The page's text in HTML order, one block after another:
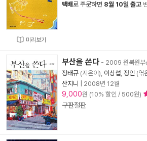
미리보기
택배로 주문하면 8월 10일 출고
부산을 쓴다 - 2009 원북원부
정태규 (지은이), 이상섭 정인 (엮
산지니
2008년 12월
9,000원 (10% 할인 / 500원)
구판절판